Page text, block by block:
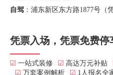
自驾 ：浦东新区东方路1877号（
凭票入场，凭票免费停
☑ 一站式装修 ☑ 高达万元补贴
☑ 万套案例解析 ☑ 1人报名全